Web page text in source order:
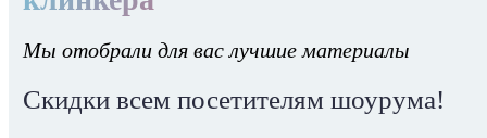
Мы отобрали для вас лучшие материалы
Скидки всем посетителям шоурума!